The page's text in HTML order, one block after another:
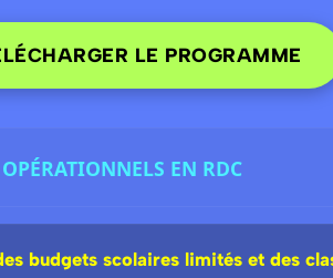
LE PROGRAMME
EN RDC
budgets scolaires limités et des